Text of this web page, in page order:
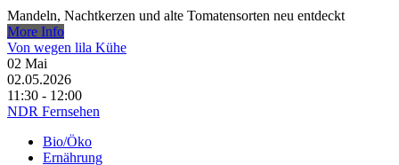
Mandeln, Nachtkerzen und alte Tomatensorten neu entdeckt
More Info
Von wegen lila Kühe
02 Mai
02.05.2026
11:30 - 12:00
NDR Fernsehen
Bio/Öko
Ernährung